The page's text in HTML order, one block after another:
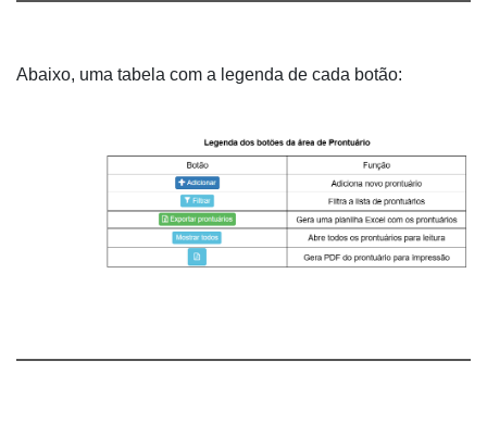
Abaixo, uma tabela com a legenda de cada botão: